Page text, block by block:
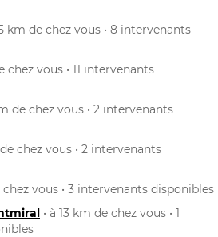
km de chez vous • 8 intervenants
chez vous • 11 intervenants
de chez vous • 2 intervenants
de chez vous • 2 intervenants
chez vous • 3 intervenants disponibles
• à 13 km de chez vous • 1